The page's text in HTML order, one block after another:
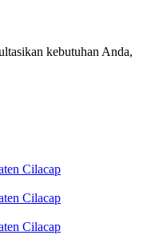
kebutuhan Anda,
Cilacap
Cilacap
Cilacap